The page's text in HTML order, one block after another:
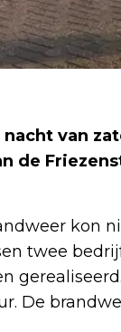
nacht van
de
kon
twee
De